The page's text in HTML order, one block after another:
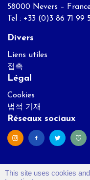
58000 Nevers –
Tel : +33 (0)3 86 71 99
Divers
Liens utiles
접촉
Légal
Cookies
법적 기재
Réseaux sociaux
This site uses cookies